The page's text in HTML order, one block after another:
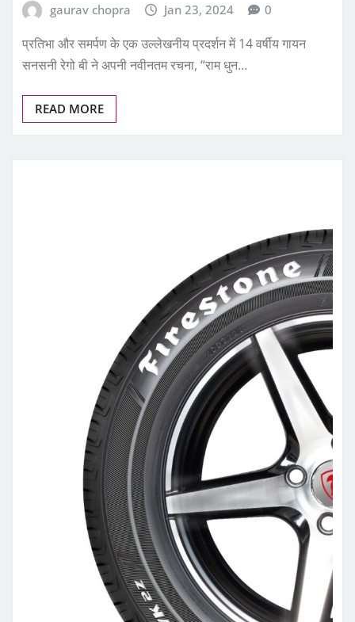
gaurav chopra Jan 23, 2024 0
प्रतिभा और समर्पण के एक उल्लेखनीय प्रदर्शन में 14 वर्षीय गायन
सनसनी रेगो बी ने अपनी नवीनतम रचना, “राम धुन…
READ MORE